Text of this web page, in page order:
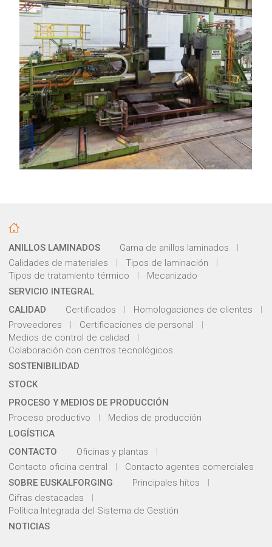
ANILLOS LAMINADOS
Gama de anillos laminados
Calidades de materiales
Tipos de laminación
Tipos de tratamiento térmico
Mecanizado
SERVICIO INTEGRAL
CALIDAD
Certificados
Homologaciones de clientes
Proveedores
Certificaciones de personal
Medios de control de calidad
Colaboración con centros tecnológicos
SOSTENIBILIDAD
STOCK
PROCESO Y MEDIOS DE PRODUCCIÓN
Proceso productivo
Medios de producción
LOGÍSTICA
CONTACTO
Oficinas y plantas
Contacto oficina central
Contacto agentes comerciales
SOBRE EUSKALFORGING
Principales hitos
Cifras destacadas
Política Integrada del Sistema de Gestión
NOTICIAS